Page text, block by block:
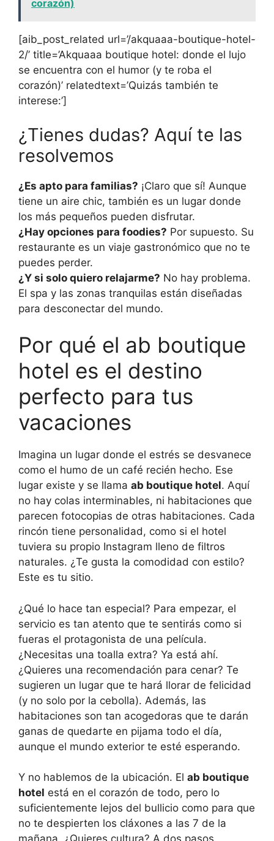
corazón)
[aib_post_related url=’/akquaaa-boutique-hotel-
2/’ title=’Akquaaa boutique hotel: donde el lujo
se encuentra con el humor (y te roba el
corazón)’ relatedtext=’Quizás también te
interese:’]
¿Tienes dudas? Aquí te las
resolvemos
¿Es apto para familias? ¡Claro que sí! Aunque
tiene un aire chic, también es un lugar donde
los más pequeños pueden disfrutar.
¿Hay opciones para foodies? Por supuesto. Su
restaurante es un viaje gastronómico que no te
puedes perder.
¿Y si solo quiero relajarme? No hay problema.
El spa y las zonas tranquilas están diseñadas
para desconectar del mundo.
Por qué el ab boutique
hotel es el destino
perfecto para tus
vacaciones
Imagina un lugar donde el estrés se desvanece
como el humo de un café recién hecho. Ese
lugar existe y se llama ab boutique hotel. Aquí
no hay colas interminables, ni habitaciones que
parecen fotocopias de otras habitaciones. Cada
rincón tiene personalidad, como si el hotel
tuviera su propio Instagram lleno de filtros
naturales. ¿Te gusta la comodidad con estilo?
Este es tu sitio.
¿Qué lo hace tan especial? Para empezar, el
servicio es tan atento que te sentirás como si
fueras el protagonista de una película.
¿Necesitas una toalla extra? Ya está ahí.
¿Quieres una recomendación para cenar? Te
sugieren un lugar que te hará llorar de felicidad
(y no solo por la cebolla). Además, las
habitaciones son tan acogedoras que te darán
ganas de quedarte en pijama todo el día,
aunque el mundo exterior te esté esperando.
Y no hablemos de la ubicación. El ab boutique
hotel está en el corazón de todo, pero lo
suficientemente lejos del bullicio como para que
no te despierten los cláxones a las 7 de la